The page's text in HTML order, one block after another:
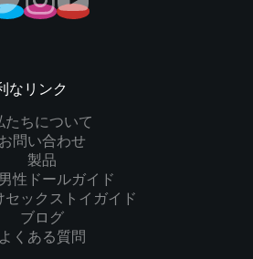
なリンク
たちについて
お問い合わせ
製品
性ドールガイド
セックストイガイド
ブログ
よくある質問